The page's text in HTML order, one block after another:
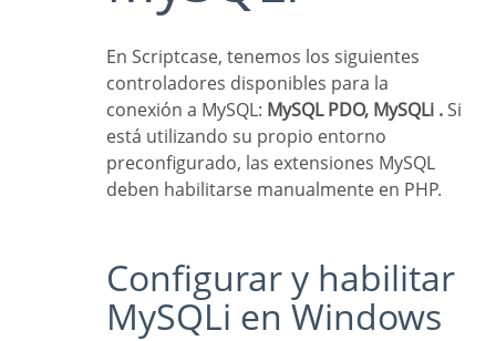
En Scriptcase, tenemos los siguientes
controladores disponibles para la
conexión a MySQL: MySQL PDO, MySQLi .Si
está utilizando su propio entorno
preconfigurado, las extensiones MySQL
deben habilitarse manualmente en PHP.
Configurar y habilitar
MySQLi en Windows